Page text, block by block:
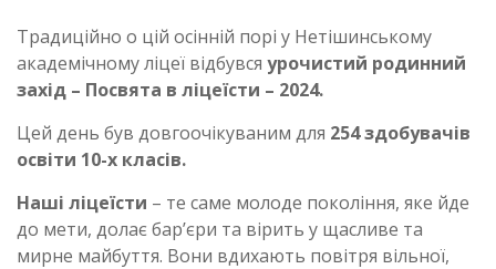
Традиційно о цій осінній порі у Нетішинському
академічному ліцеї відбувся урочистий родинний
захід – Посвята в ліцеїсти – 2024.
Цей день був довгоочікуваним для 254 здобувачів
освіти 10-х класів.
Наші ліцеїсти – те саме молоде покоління, яке йде
до мети, долає бар’єри та вірить у щасливе та
мирне майбуття. Вони вдихають повітря вільної,